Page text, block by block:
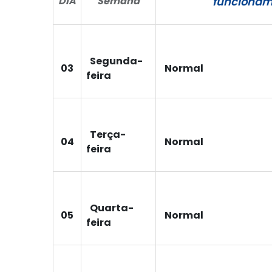
03
Segunda-
feira
Normal
04
Terça-
feira
Normal
05
Quarta-
feira
Normal